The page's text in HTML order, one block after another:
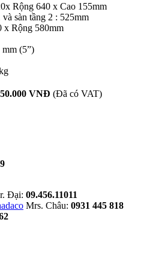
Rộng 640 x Cao 155mm
sàn tầng 2 : 525mm
x Rộng 580mm
(5”)
VNĐ (Đã có VAT)
Đại: 09.456.11011
Mrs. Châu: 0931 445 818